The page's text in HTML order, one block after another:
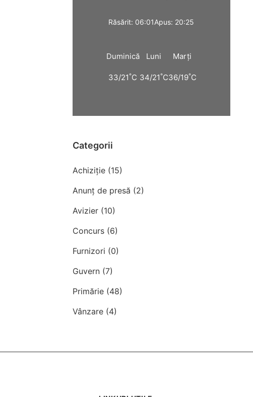
Răsărit: 06:01Apus: 20:25
Duminică
33/21°C
Luni
34/21°C
Marți
36/19°C
Categorii
Achiziție (15)
Anunț de presă (2)
Avizier (10)
Concurs (6)
Furnizori (0)
Guvern (7)
Primărie (48)
Vânzare (4)